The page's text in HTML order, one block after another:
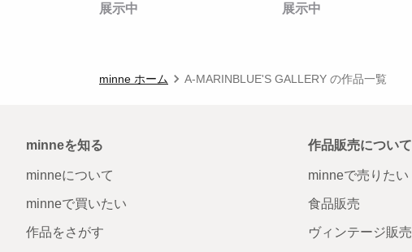
展示中 展示中
minne ホーム A-MARINBLUE'S GALLERY の作品一覧
minneを知る
minneについて
minneで買いたい
作品をさがす
作品販売について
minneで売りたい
食品販売
ヴィンテージ販売